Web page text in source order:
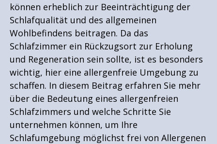
können erheblich zur Beeinträchtigung der
Schlafqualität und des allgemeinen
Wohlbefindens beitragen. Da das
Schlafzimmer ein Rückzugsort zur Erholung
und Regeneration sein sollte, ist es besonders
wichtig, hier eine allergenfreie Umgebung zu
schaffen. In diesem Beitrag erfahren Sie mehr
über die Bedeutung eines allergenfreien
Schlafzimmers und welche Schritte Sie
unternehmen können, um Ihre
Schlafumgebung möglichst frei von Allergenen